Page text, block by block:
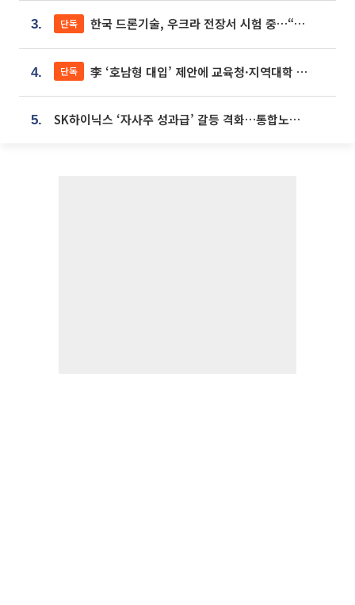
3. 단독 한국 드론기술, 우크라 전장서 시험 중…“스타트업 여러 곳 참여”
4. 단독 李 ‘호남형 대입’ 제안에 교육청·지역대학 서·논술형 입시 연계 '착수'
5. SK하이닉스 ‘자사주 성과급’ 갈등 격화…통합노조 출범 움직임